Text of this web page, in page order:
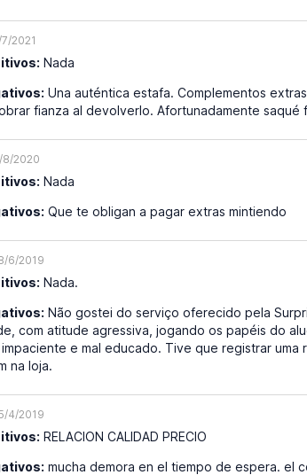
2021
Nada
Una auténtica estafa. Complementos
fianza al devolverlo. Afortunadamente
8/2020
Nada
Que te obligan a pagar extras mintiendo
6/2019
Nada.
Não gostei do serviço oferecido pela
com atitude agressiva, jogando os papéis do
e mal educado. Tive que registrar
na loja.
4/2019
RELACION CALIDAD PRECIO
mucha demora en el tiempo de espera. el